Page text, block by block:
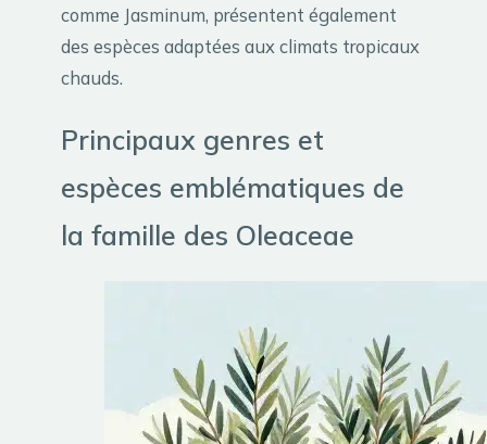
comme Jasminum, présentent également
des espèces adaptées aux climats tropicaux
chauds.
Principaux genres et
espèces emblématiques de
la famille des Oleaceae